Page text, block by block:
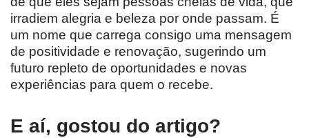
irradiem alegria e beleza por onde passam. É
um nome que carrega consigo uma mensagem
de positividade e renovação, sugerindo um
futuro repleto de oportunidades e novas
experiências para quem o recebe.
E aí, gostou do artigo?